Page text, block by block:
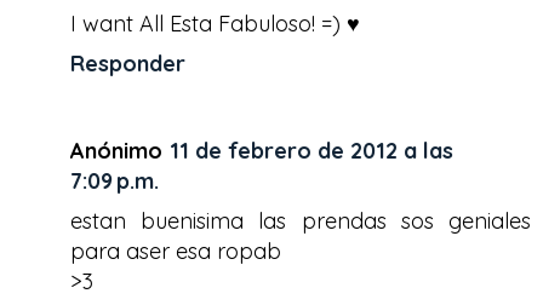
I want All Esta Fabuloso! =) ♥
Responder
Anónimo 11 de febrero de 2012 a las
7:09 p.m.
estan buenisima las prendas sos geniales
para aser esa ropab
>3